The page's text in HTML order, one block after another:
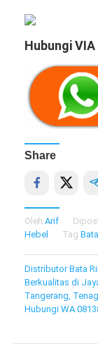
Hubungi
Share
Oleh Arif
Hebel
Tag
Navigasi
pos
Distributor Bata
Berkualitas di
Tangerang,
Hubungi WA